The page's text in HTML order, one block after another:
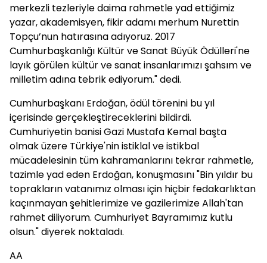
merkezli tezleriyle daima rahmetle yad ettiğimiz
yazar, akademisyen, fikir adamı merhum Nurettin
Topçu’nun hatırasına adıyoruz. 2017
Cumhurbaşkanlığı Kültür ve Sanat Büyük Ödülleri'ne
layık görülen kültür ve sanat insanlarımızı şahsım ve
milletim adına tebrik ediyorum." dedi.
Cumhurbaşkanı Erdoğan, ödül törenini bu yıl
içerisinde gerçekleştireceklerini bildirdi.
Cumhuriyetin banisi Gazi Mustafa Kemal başta
olmak üzere Türkiye'nin istiklal ve istikbal
mücadelesinin tüm kahramanlarını tekrar rahmetle,
tazimle yad eden Erdoğan, konuşmasını "Bin yıldır bu
toprakların vatanımız olması için hiçbir fedakarlıktan
kaçınmayan şehitlerimize ve gazilerimize Allah'tan
rahmet diliyorum. Cumhuriyet Bayramımız kutlu
olsun." diyerek noktaladı.
AA